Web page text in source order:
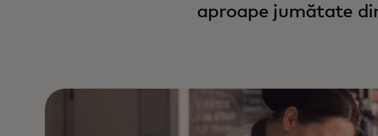
aproape jumătate